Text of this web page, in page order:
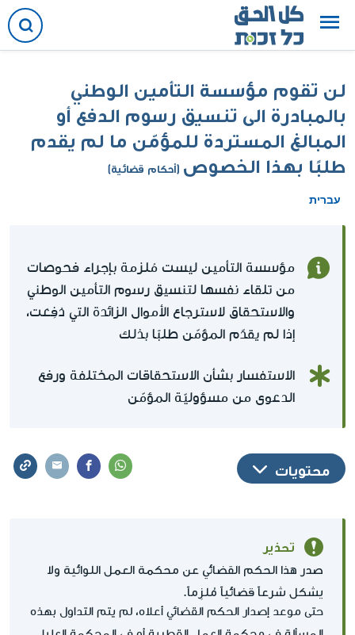
لن تقوم مؤسسة التأمين الوطني
بالمبادرة الى تنسيق رسوم الدفع أو
المبالغ المستردة للمؤمّن ما لم يقدم
طلبًا بهذا الخصوص (أحكام قضائية)
עברית
مؤسسة التأمين ليست مُلزمة بإجراء فحوصات
من تلقاء نفسها لتنسيق رسوم التأمين الوطني
والاستحقاق لاسترجاع الأموال الزائدة التي دُفِعَت،
إذا لم يقدّم المؤمّن طلبًا بذلك
الاستفسار بشأن الاستحقاقات المختلفة ورفع
الدعوى من مسؤوليّة المؤمّن
محتويات
تحذير
صدر هذا الحكم القضائي عن محكمة العمل اللوائية ولا
يشكل شرعاً قضائياً مُلزِماً.
حتى موعد إصدار الحكم القضائي أعلاه، لم يتم التداول بهذه